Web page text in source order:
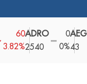
ADRO
2540
0
0%
AEGS